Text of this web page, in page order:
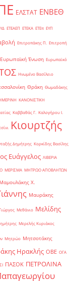
ΕΛΣΤΑΤ ΕΝΒΕΘ
ΕΤΕΑΕΠ ΕΤΕΚΑ ΕΤΕπ ΕΥΠ
Επιτροπάκης Π. Επιτροπή
Ευρωπαϊκή Ένωση Ευρωπαϊκό
Ηνωμένο Βασίλειο
Θράκη Θωμαδάκης
ΚΑΝΟΝΙΣΤΙΚΗ
Καββαθάς Γ. Καλογήρου Ι.
Κιουρτζής
Δημήτρης Κορκίδης Βασίλης
Ευάγγελος ΛΙΒΕΡΙΑ
ΜΕΡΙΣΜΑ ΜΗΤΡΩΟ ΑΠΟΒΛΗΤΩΝ
Μαμουλάκης Χ.
Μαυράκης
Μεθάνιο Μελίδης
Μερελής Κυριάκος
Μητρώο Μητσοτάκης
Ηρακλής ΟΒΕ ΟΓΑ
ΠΑΣΟΚ ΠΕΤΡΟΛΙΝΑ